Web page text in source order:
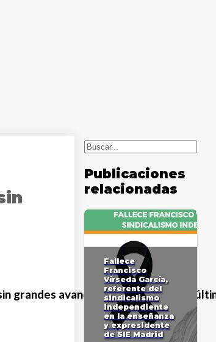
avances en relación con la
Buscar
Publicaciones
relacionadas
Fallece
Francisco
Vírseda García,
referente del
sindicalismo
independiente
en la enseñanza
y expresidente
de SIE Madrid